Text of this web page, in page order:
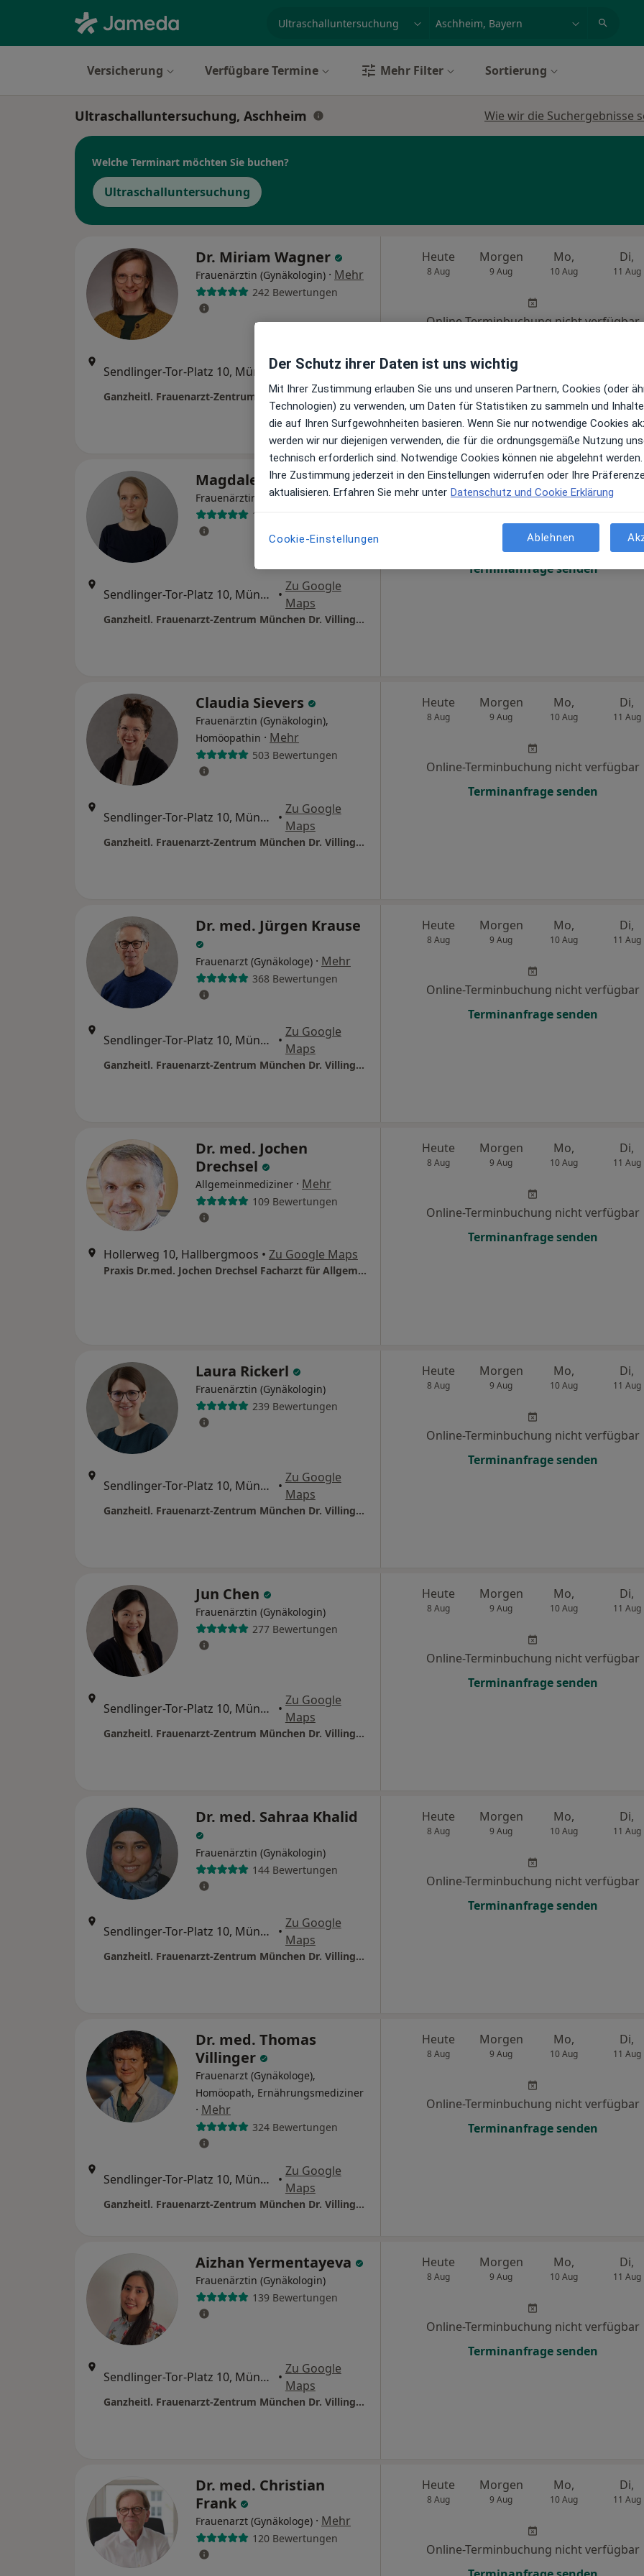
Versicherung Verfügbare Termine Mehr Filter Sortierung
Ultraschalluntersuchung, Aschheim Wie wir die Suchergebnisse
Welche Terminart möchten Sie buchen?
Ultraschalluntersuchung
Dr. Miriam Wagner
Frauenärztin (Gynäkologin) · Mehr
242 Bewertungen
•
Zu Google
Ganzheitl. Frauenarzt-Zentrum München Dr. Villinger und Kollegen
Heute
8 Aug
Morgen
9 Aug
Mo,
10 Aug
Di,
11 Aug
Online-Terminbuchung nicht verfügbar
Magdalena Mischner
Frauenärztin (Gynäkologin)·Mehr
102 Bewertungen
Sendlinger-Tor-Platz 10, München •
Zu Google
Maps
Ganzheitl. Frauenarzt-Zentrum München Dr. Villinger und Kollegen
Heute
8 Aug
Morgen
9 Aug
Mo,
10 Aug
Di,
11 Aug
Online-Terminbuchung nicht verfügbar
Terminanfrage senden
Claudia Sievers
Frauenärztin (Gynäkologin),
Homöopathin · Mehr
503 Bewertungen
Sendlinger-Tor-Platz 10, München •
Zu Google
Maps
Ganzheitl. Frauenarzt-Zentrum München Dr. Villinger und Kollegen
Heute
8 Aug
Morgen
9 Aug
Mo,
10 Aug
Di,
11 Aug
Online-Terminbuchung nicht verfügbar
Terminanfrage senden
Dr. med. Jürgen Krause
Frauenarzt (Gynäkologe) · Mehr
368 Bewertungen
Sendlinger-Tor-Platz 10, München •
Zu Google
Maps
Ganzheitl. Frauenarzt-Zentrum München Dr. Villinger und Kollegen
Heute
8 Aug
Morgen
9 Aug
Mo,
10 Aug
Di,
11 Aug
Online-Terminbuchung nicht verfügbar
Terminanfrage senden
Dr. med. Jochen
Drechsel
Allgemeinmediziner · Mehr
109 Bewertungen
Hollerweg 10, Hallbergmoos • Zu Google Maps
Praxis Dr.med. Jochen Drechsel Facharzt für Allgemeinmedizin
Heute
8 Aug
Morgen
9 Aug
Mo,
10 Aug
Di,
11 Aug
Online-Terminbuchung nicht verfügbar
Terminanfrage senden
Laura Rickerl
Frauenärztin (Gynäkologin)
239 Bewertungen
Sendlinger-Tor-Platz 10, München •
Zu Google
Maps
Ganzheitl. Frauenarzt-Zentrum München Dr. Villinger und Kollegen
Heute
8 Aug
Morgen
9 Aug
Mo,
10 Aug
Di,
11 Aug
Online-Terminbuchung nicht verfügbar
Terminanfrage senden
Jun Chen
Frauenärztin (Gynäkologin)
277 Bewertungen
Sendlinger-Tor-Platz 10, München •
Zu Google
Maps
Ganzheitl. Frauenarzt-Zentrum München Dr. Villinger und Kollegen
Heute
8 Aug
Morgen
9 Aug
Mo,
10 Aug
Di,
11 Aug
Online-Terminbuchung nicht verfügbar
Terminanfrage senden
Dr. med. Sahraa Khalid
Frauenärztin (Gynäkologin)
144 Bewertungen
Sendlinger-Tor-Platz 10, München •
Zu Google
Maps
Ganzheitl. Frauenarzt-Zentrum München Dr. Villinger und Kollegen
Heute
8 Aug
Morgen
9 Aug
Mo,
10 Aug
Di,
11 Aug
Online-Terminbuchung nicht verfügbar
Terminanfrage senden
Dr. med. Thomas
Villinger
Frauenarzt (Gynäkologe),
Homöopath, Ernährungsmediziner
· Mehr
324 Bewertungen
Sendlinger-Tor-Platz 10, München •
Zu Google
Maps
Ganzheitl. Frauenarzt-Zentrum München Dr. Villinger und Kollegen
Heute
8 Aug
Morgen
9 Aug
Mo,
10 Aug
Di,
11 Aug
Online-Terminbuchung nicht verfügbar
Terminanfrage senden
Aizhan Yermentayeva
Frauenärztin (Gynäkologin)
139 Bewertungen
Sendlinger-Tor-Platz 10, München •
Zu Google
Maps
Ganzheitl. Frauenarzt-Zentrum München Dr. Villinger und Kollegen
Heute
8 Aug
Morgen
9 Aug
Mo,
10 Aug
Di,
11 Aug
Online-Terminbuchung nicht verfügbar
Terminanfrage senden
Dr. med. Christian
Frank
Frauenarzt (Gynäkologe) · Mehr
120 Bewertungen
Heute
8 Aug
Morgen
9 Aug
Mo,
10 Aug
Di,
11 Aug
Online-Terminbuchung nicht verfügbar
Der Schutz ihrer Daten ist uns wichtig
Mit Ihrer Zustimmung erlauben Sie uns und unseren Partnern, Cookies (oder
Technologien) zu verwenden, um Daten für Statistiken zu sammeln und
die auf Ihren Surfgewohnheiten basieren. Wenn Sie nur notwendige Cookies
werden wir nur diejenigen verwenden, die für die ordnungsgemäße Nutzung
technisch erforderlich sind. Notwendige Cookies können nie abgelehnt werden.
Ihre Zustimmung jederzeit in den Einstellungen widerrufen oder Ihre
aktualisieren. Erfahren Sie mehr unter Datenschutz und Cookie Erklärung
Cookie-Einstellungen Ablehnen